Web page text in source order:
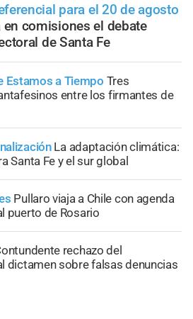
para el 20 de agosto
comisiones el debate
de Santa Fe
Estamos a Tiempo Tres
entre los firmantes de
La adaptación climática:
Santa Fe y el sur global
Pullaro viaja a Chile con agenda
puerto de Rosario
rechazo del
dictamen sobre falsas denuncias